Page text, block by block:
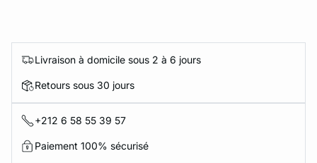
Livraison à domicile sous 2 à 6 jours
Retours sous 30 jours
+212 6 58 55 39 57
Paiement 100% sécurisé